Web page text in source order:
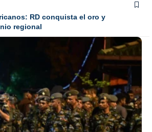
RD conquista el oro y
regional